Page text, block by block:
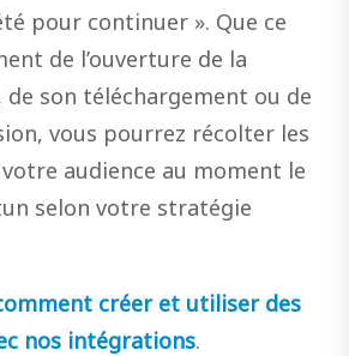
pour continuer ». Que ce
de l’ouverture de la
son téléchargement ou de
vous pourrez récolter les
audience au moment le
selon votre stratégie
créer et utiliser des
nos intégrations.